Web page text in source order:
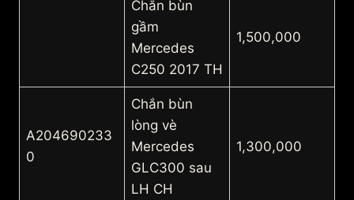
Chắn bùn
gầm
Mercedes
C250 2017 TH
1,500,000
A204690233
0
Chắn bùn
lòng vè
Mercedes
GLC300 sau
LH CH
1,300,000